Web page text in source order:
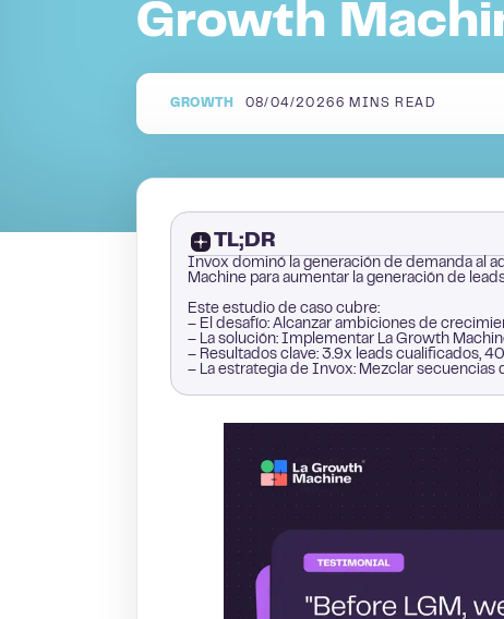
Growth
GROWTH 08/04/2026 6 MINS READ
TL;DR
Invox dominó la generación de demanda al
Machine para aumentar la generación de
Este estudio de caso cubre:
– El desafío: Alcanzar ambiciones de
– La solución: Implementar La Growth
– Resultados clave: 3.9x leads cualificados,
– La estrategia de Invox: Mezclar